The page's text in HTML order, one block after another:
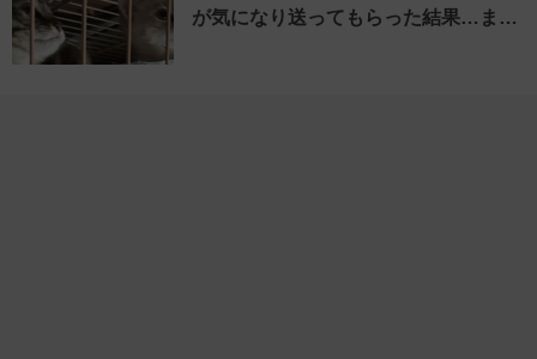
が気になり送ってもらった結果…ま…